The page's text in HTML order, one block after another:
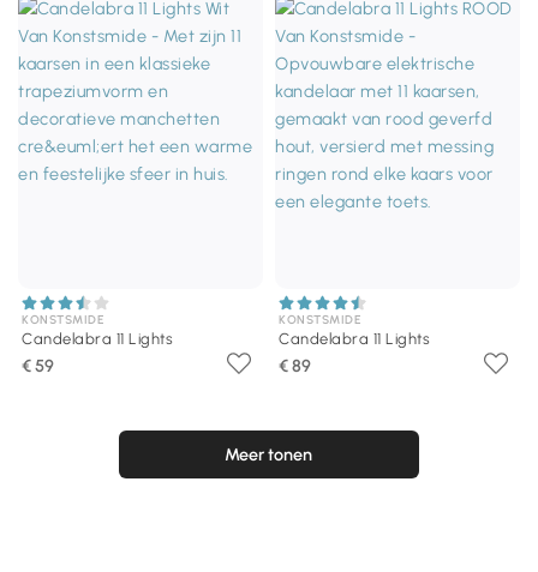
KONSTSMIDE
Candelabra 11 Lights
€ 59
KONSTSMIDE
Candelabra 11 Lights
€ 89
Meer tonen